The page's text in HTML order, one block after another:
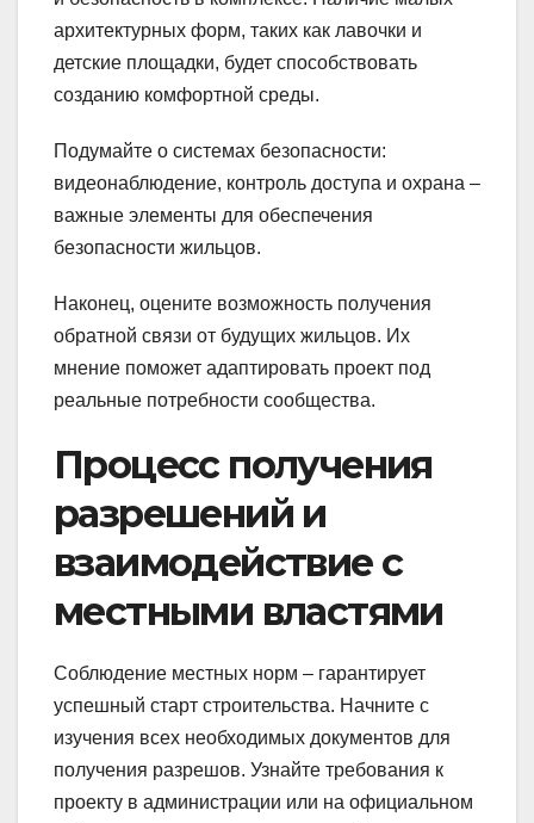
архитектурных форм, таких как лавочки и
детские площадки, будет способствовать
созданию комфортной среды.
Подумайте о системах безопасности:
видеонаблюдение, контроль доступа и охрана –
важные элементы для обеспечения
безопасности жильцов.
Наконец, оцените возможность получения
обратной связи от будущих жильцов. Их
мнение поможет адаптировать проект под
реальные потребности сообщества.
Процесс получения
разрешений и
взаимодействие с
местными властями
Соблюдение местных норм – гарантирует
успешный старт строительства. Начните с
изучения всех необходимых документов для
получения разрешов. Узнайте требования к
проекту в администрации или на официальном